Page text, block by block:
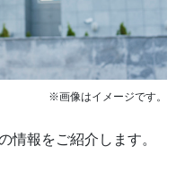
※画像はイメージです。
情報をご紹介します。